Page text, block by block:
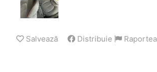
Salvează Distribuie